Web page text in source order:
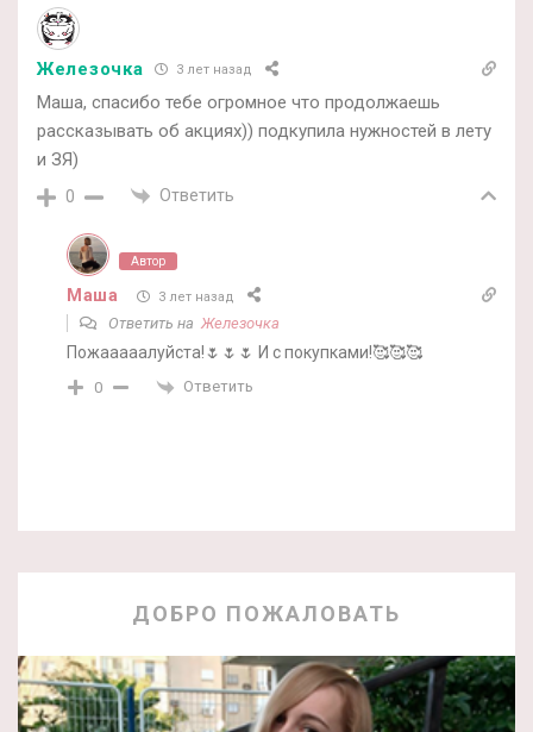
Железочка 3 лет назад
Маша, спасибо тебе огромное что продолжаешь
рассказывать об акциях)) подкупила нужностей в лету
и ЗЯ)
0 Ответить
Автор
Маша 3 лет назад
Ответить на Железочка
Пожааааалуйста!🌷🌷🌷 И с покупками!🥰🥰🥰
0 Ответить
ДОБРО ПОЖАЛОВАТЬ